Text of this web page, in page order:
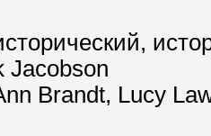
Jacobson
Brandt, Lucy